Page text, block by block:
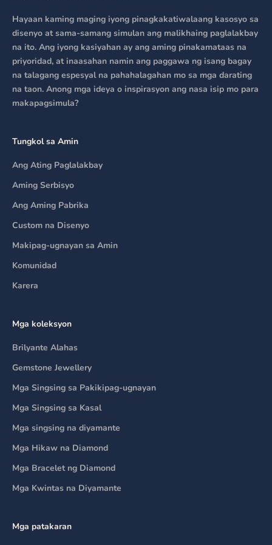
Hayaan kaming maging iyong pinagkakatiwalaang kasosyo sa
disenyo at sama-samang simulan ang malikhaing paglalakbay
na ito. Ang iyong kasiyahan ay ang aming pinakamataas na
priyoridad, at inaasahan namin ang paggawa ng isang bagay
na talagang espesyal na pahahalagahan mo sa mga darating
na taon. Anong mga ideya o inspirasyon ang nasa isip mo para
makapagsimula?
Tungkol sa Amin
Ang Ating Paglalakbay
Aming Serbisyo
Ang Aming Pabrika
Custom na Disenyo
Makipag-ugnayan sa Amin
Komunidad
Karera
Mga koleksyon
Brilyante Alahas
Gemstone Jewellery
Mga Singsing sa Pakikipag-ugnayan
Mga Singsing sa Kasal
Mga singsing na diyamante
Mga Hikaw na Diamond
Mga Bracelet ng Diamond
Mga Kwintas na Diyamante
Mga patakaran